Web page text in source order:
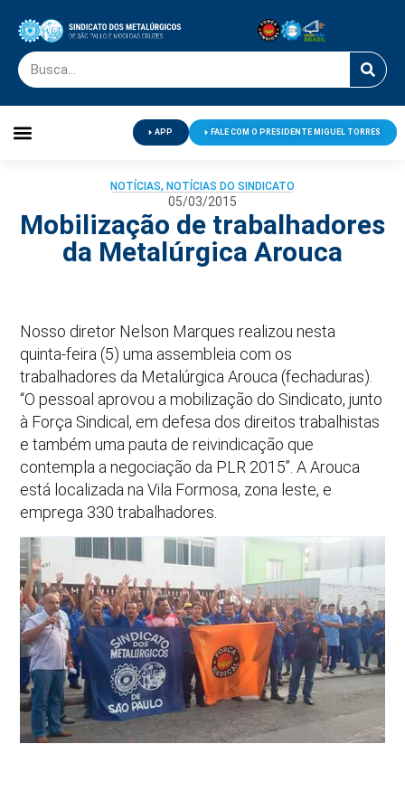
APP FALE COM O PRESIDENTE MIGUEL TORRES
NOTÍCIAS, NOTÍCIAS DO SINDICATO
05/03/2015
Mobilização de trabalhadores
da Metalúrgica Arouca
Nosso diretor Nelson Marques realizou nesta
quinta-feira (5) uma assembleia com os
trabalhadores da Metalúrgica Arouca (fechaduras).
“O pessoal aprovou a mobilização do Sindicato, junto
à Força Sindical, em defesa dos direitos trabalhistas
e também uma pauta de reivindicação que
contempla a negociação da PLR 2015”. A Arouca
está localizada na Vila Formosa, zona leste, e
emprega 330 trabalhadores.